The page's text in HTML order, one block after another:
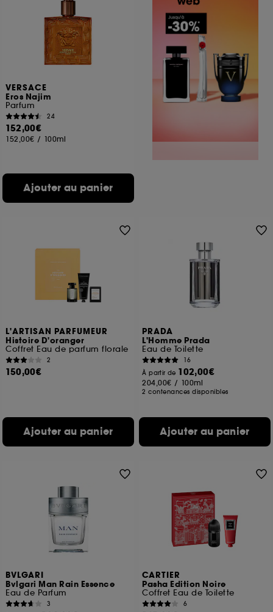
VERSACE
Eros Najim
Parfum
24
152,00€
152,00€ / 100ml
Ajouter au panier
L'ARTISAN PARFUMEUR
Histoire D'oranger
Coffret Eau de parfum florale
2
150,00€
Ajouter au panier
PRADA
L'Homme Prada
Eau de Toilette
16
À partir de 102,00€
204,00€ / 100ml
2 contenances disponibles
Ajouter au panier
BVLGARI
Bvlgari Man Rain Essence
Eau de Parfum
3
CARTIER
Pasha Edition Noire
Coffret Eau de Toilette
6